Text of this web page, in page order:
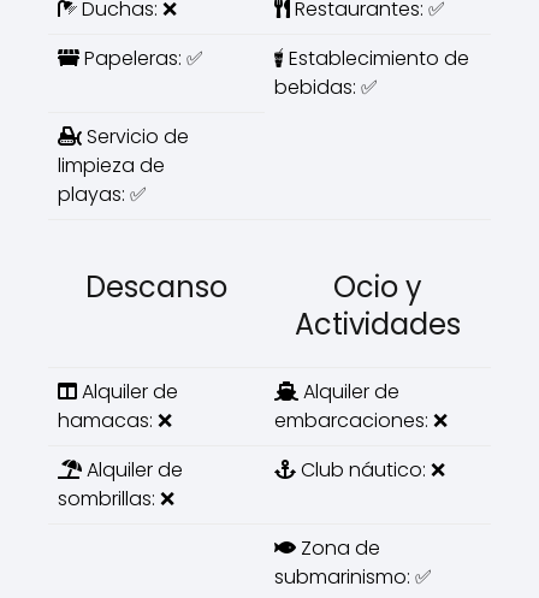
Duchas: ❌
Restaurantes: ✅
Papeleras: ✅
Establecimiento de
bebidas: ✅
Servicio de
limpieza de
playas: ✅
Descanso
Ocio y
Actividades
Alquiler de
hamacas: ❌
Alquiler de
embarcaciones: ❌
Alquiler de
sombrillas: ❌
Club náutico: ❌
Zona de
submarinismo: ✅